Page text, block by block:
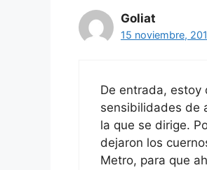
Goliat
15 noviembre,
De entrada, estoy
sensibilidades de
la que se dirige.
dejaron los
Metro, para que